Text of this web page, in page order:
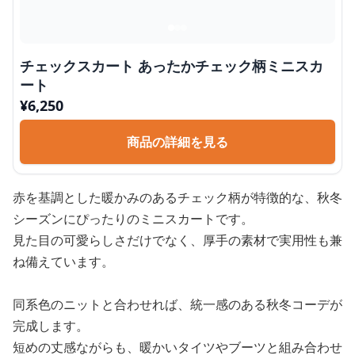
チェックスカート あったかチェック柄ミニスカ
ート
¥6,250
商品の詳細を見る
赤を基調とした暖かみのあるチェック柄が特徴的な、秋冬
シーズンにぴったりのミニスカートです。
見た目の可愛らしさだけでなく、厚手の素材で実用性も兼
ね備えています。
同系色のニットと合わせれば、統一感のある秋冬コーデが
完成します。
短めの丈感ながらも、暖かいタイツやブーツと組み合わせ